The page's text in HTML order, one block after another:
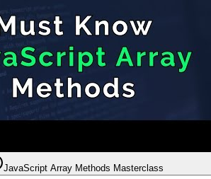
JavaScript Array Methods Masterclass